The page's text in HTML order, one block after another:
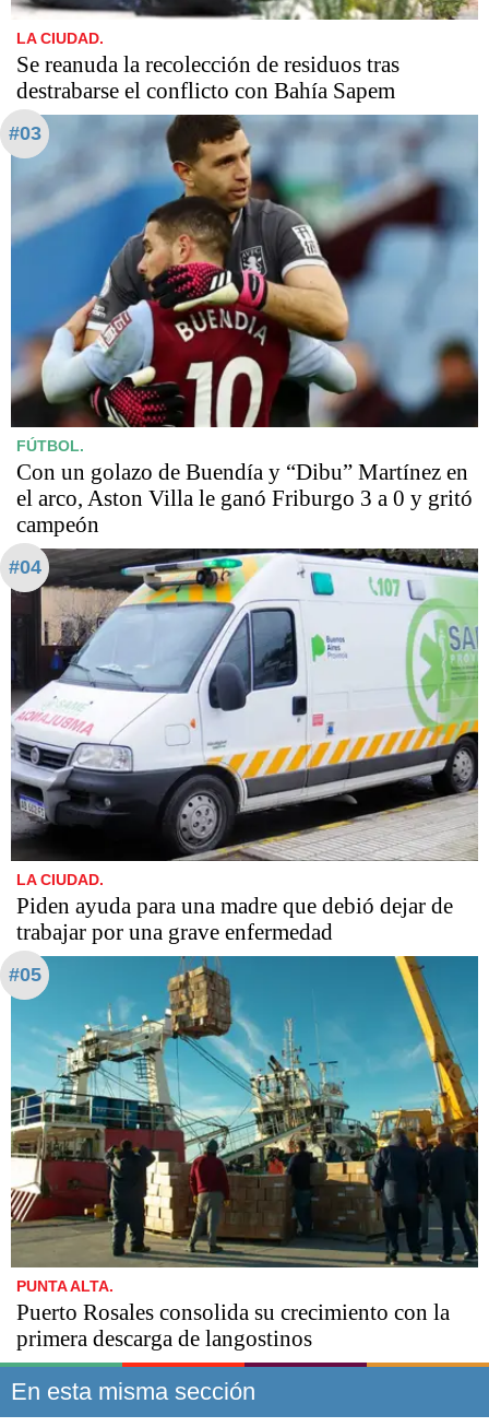
LA CIUDAD.
Se reanuda la recolección de residuos tras
destrabarse el conflicto con Bahía Sapem
#03
FÚTBOL.
Con un golazo de Buendía y “Dibu” Martínez en
el arco, Aston Villa le ganó Friburgo 3 a 0 y gritó
campeón
#04
LA CIUDAD.
Piden ayuda para una madre que debió dejar de
trabajar por una grave enfermedad
#05
PUNTA ALTA.
Puerto Rosales consolida su crecimiento con la
primera descarga de langostinos
En esta misma sección